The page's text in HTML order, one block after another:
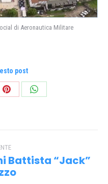
di Aeronautica Militare
post
CondividiCondividi
Battista “Jack”